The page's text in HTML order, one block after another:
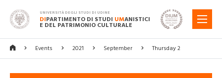
UNIVERSITÀ DEGLI STUDI DI UDINE
DIPARTIMENTO DI STUDI UMANISTICI
E DEL PATRIMONIO CULTURALE
MENU
Events 2021 September Thursday 2